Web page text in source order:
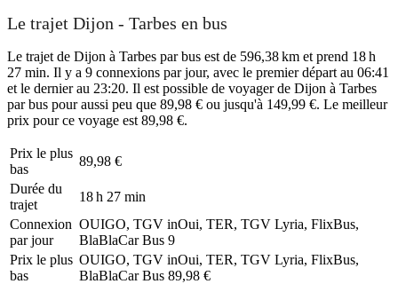
Le trajet Dijon - Tarbes en bus
Le trajet de Dijon à Tarbes par bus est de 596,38 km et prend 18 h
27 min. Il y a 9 connexions par jour, avec le premier départ au 06:41
et le dernier au 23:20. Il est possible de voyager de Dijon à Tarbes
par bus pour aussi peu que 89,98 € ou jusqu'à 149,99 €. Le meilleur
prix pour ce voyage est 89,98 €.
Prix ​​le plus
bas
89,98 €
Durée du
trajet
18 h 27 min
Connexion
par jour
OUIGO, TGV inOui, TER, TGV Lyria, FlixBus,
BlaBlaCar Bus 9
Prix ​​le plus
bas
OUIGO, TGV inOui, TER, TGV Lyria, FlixBus,
BlaBlaCar Bus 89,98 €